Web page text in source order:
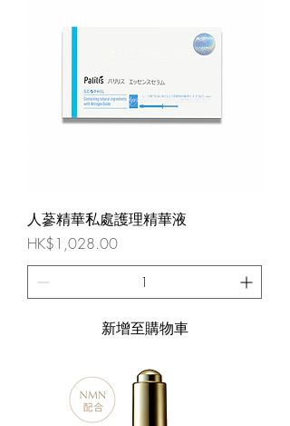
人蔘精華私處護理精華液
價格
HK$1,028.00
新增至購物車